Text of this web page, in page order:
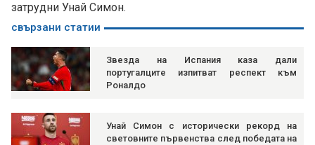
затрудни Унай Симон.
свързани статии
Звезда на Испания каза дали
португалците изпитват респект към
Роналдо
Унай Симон с исторически рекорд на
световните първенства след победата на